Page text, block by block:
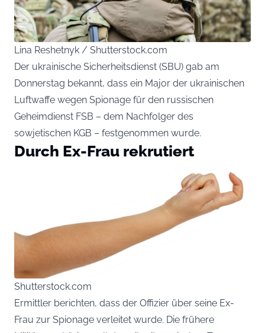
Lina Reshetnyk / Shutterstock.com
Der ukrainische Sicherheitsdienst (SBU) gab am
Donnerstag bekannt, dass ein Major der ukrainischen
Luftwaffe wegen Spionage für den russischen
Geheimdienst FSB – dem Nachfolger des
sowjetischen KGB – festgenommen wurde.
Durch Ex-Frau rekrutiert
Shutterstock.com
Ermittler berichten, dass der Offizier über seine Ex-
Frau zur Spionage verleitet wurde. Die frühere